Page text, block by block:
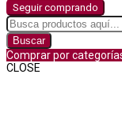
Seguir comprando
Buscar
Comprar por
CLOSE